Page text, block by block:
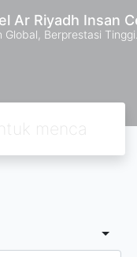
Ar Riyadh Insan
Global, Berprestasi